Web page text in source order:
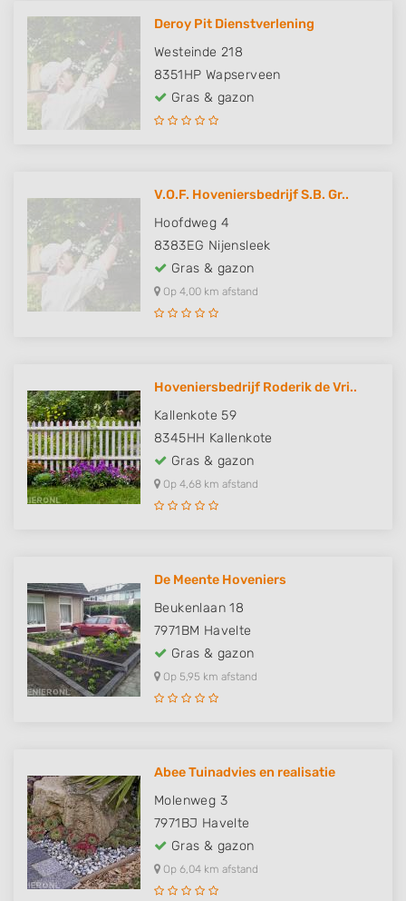
Deroy Pit Dienstverlening
Westeinde 218
8351HP Wapserveen
Gras & gazon
V.O.F. Hoveniersbedrijf S.B. Gr..
Hoofdweg 4
8383EG Nijensleek
Gras & gazon
Op 4,00 km afstand
Hoveniersbedrijf Roderik de Vri..
Kallenkote 59
8345HH Kallenkote
Gras & gazon
Op 4,68 km afstand
De Meente Hoveniers
Beukenlaan 18
7971BM Havelte
Gras & gazon
Op 5,95 km afstand
Abee Tuinadvies en realisatie
Molenweg 3
7971BJ Havelte
Gras & gazon
Op 6,04 km afstand